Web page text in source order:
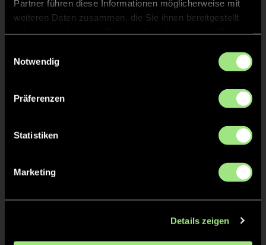
Partner führen diese Informationen möglicherweise mit
weiteren Daten zusammen, die Sie ihnen bereitgestellt
Notwendig
Präferenzen
Statistiken
Marketing
Details zeigen
16' TOR 4:1, FELDTOR
3' TOR 3:1, FELDTOR